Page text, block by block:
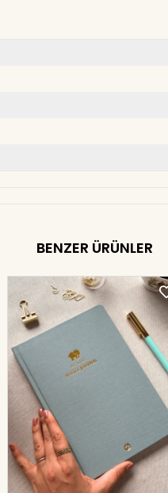
BENZER ÜRÜNLER